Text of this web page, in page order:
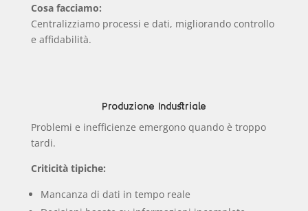
Cosa facciamo:
Centralizziamo processi e dati, migliorando controllo
e affidabilità.
Produzione Industriale
Problemi e inefficienze emergono quando è troppo
tardi.
Criticità tipiche:
Mancanza di dati in tempo reale